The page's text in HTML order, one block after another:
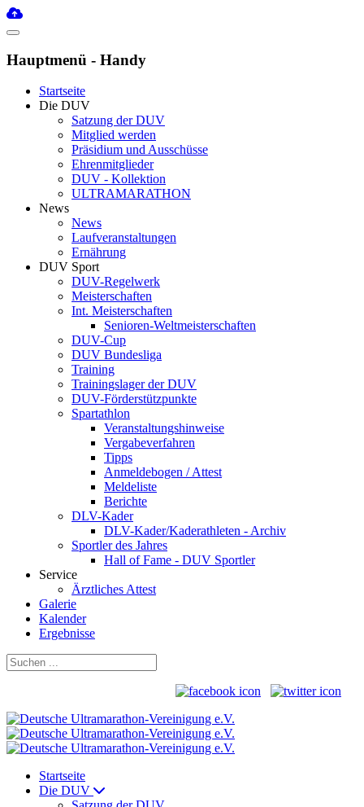
Hauptmenü - Handy
Startseite
Die DUV
Satzung der DUV
Mitglied werden
Präsidium und Ausschüsse
Ehrenmitglieder
DUV - Kollektion
ULTRAMARATHON
News
News
Laufveranstaltungen
Ernährung
DUV Sport
DUV-Regelwerk
Meisterschaften
Int. Meisterschaften
Senioren-Weltmeisterschaften
DUV-Cup
DUV Bundesliga
Training
Trainingslager der DUV
DUV-Förderstützpunkte
Spartathlon
Veranstaltungshinweise
Vergabeverfahren
Tipps
Anmeldebogen / Attest
Meldeliste
Berichte
DLV-Kader
DLV-Kader/Kaderathleten - Archiv
Sportler des Jahres
Hall of Fame - DUV Sportler
Service
Ärztliches Attest
Galerie
Kalender
Ergebnisse
Startseite
Die DUV